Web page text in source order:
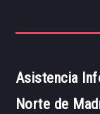
Asistencia
Norte de